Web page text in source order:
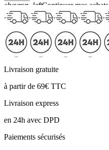
chevron_leftContinuer mes achats
Panier
Livraison gratuite
à partir de 69€ TTC
Livraison express